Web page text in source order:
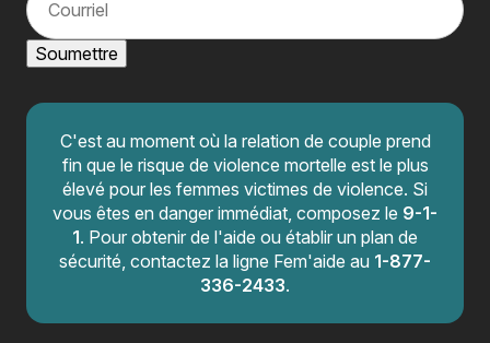
o
u
r
e
Soumettre
C'est au moment où la relation de couple prend
fin que le risque de violence mortelle est le plus
élevé pour les femmes victimes de violence. Si
vous êtes en danger immédiat, composez le 9-1-
1. Pour obtenir de l'aide ou établir un plan de
sécurité, contactez la ligne Fem'aide au 1-877-
336-2433.